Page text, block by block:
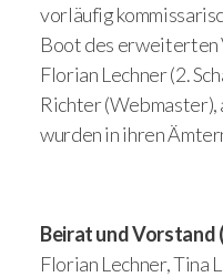
vorläufig
Boot des erweiterten
Florian Lechner (2.
Richter
wurden in ihren
Beirat und Vorstand
Florian Lechner, Tina